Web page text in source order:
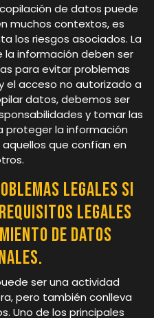
de datos puede
muchos contextos, es
los riesgos asociados. La
información deben ser
para evitar problemas
el acceso no autorizado a
datos, debemos ser
y tomar las
proteger la información
que confían en
legales si
legales
de datos
ser una actividad
pero también conlleva
Uno de los principales